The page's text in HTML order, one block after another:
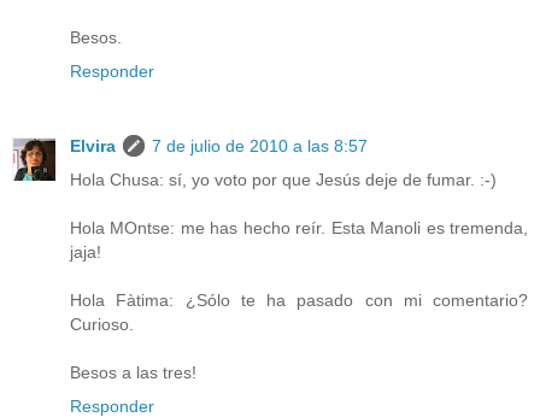
Besos.
Responder
Elvira
7 de julio de 2010 a las 8:57
Hola Chusa: sí, yo voto por que Jesús deje de fumar. :-)
Hola MOntse: me has hecho reír. Esta Manoli es tremenda,
jaja!
Hola Fàtima: ¿Sólo te ha pasado con mi comentario?
Curioso.
Besos a las tres!
Responder